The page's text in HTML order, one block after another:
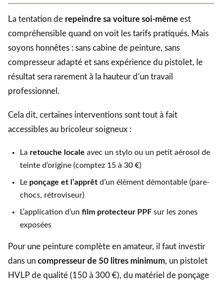
La tentation de repeindre sa voiture soi-même est
compréhensible quand on voit les tarifs pratiqués. Mais
soyons honnêtes : sans cabine de peinture, sans
compresseur adapté et sans expérience du pistolet, le
résultat sera rarement à la hauteur d’un travail
professionnel.
Cela dit, certaines interventions sont tout à fait
accessibles au bricoleur soigneux :
La retouche locale avec un stylo ou un petit aérosol de
teinte d’origine (comptez 15 à 30 €)
Le ponçage et l’apprêt d’un élément démontable (pare-
chocs, rétroviseur)
L’application d’un film protecteur PPF sur les zones
exposées
Pour une peinture complète en amateur, il faut investir
dans un compresseur de 50 litres minimum, un pistolet
HVLP de qualité (150 à 300 €), du matériel de ponçage